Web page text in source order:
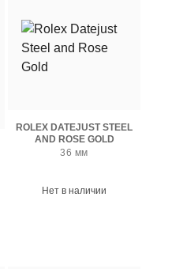
ROLEX DATEJUST STEEL
AND ROSE GOLD
36 мм
Нет в наличии